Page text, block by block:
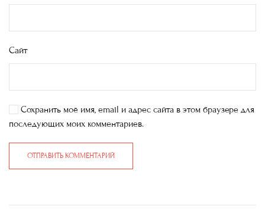
Сайт
Сохранить моё имя, email и адрес сайта в этом браузере для
последующих моих комментариев.
ОТПРАВИТЬ КОММЕНТАРИЙ